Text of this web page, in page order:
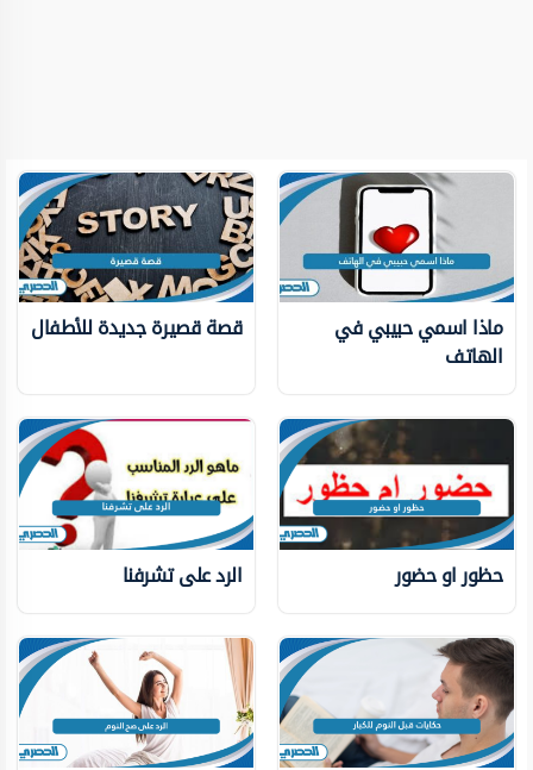
ماذا اسمي حبيبي في
الهاتف
قصة قصيرة جديدة للأطفال
حظور او حضور الرد على تشرفنا